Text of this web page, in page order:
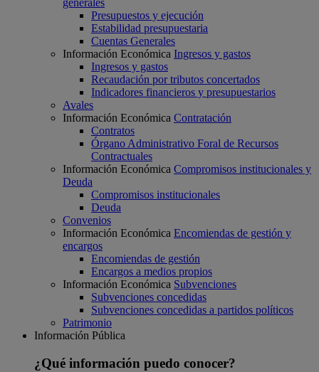
generales
Presupuestos y ejecución
Estabilidad presupuestaria
Cuentas Generales
Información Económica Ingresos y gastos
Ingresos y gastos
Recaudación por tributos concertados
Indicadores financieros y presupuestarios
Avales
Información Económica Contratación
Contratos
Órgano Administrativo Foral de Recursos
Contractuales
Información Económica Compromisos institucionales y
Deuda
Compromisos institucionales
Deuda
Convenios
Información Económica Encomiendas de gestión y
encargos
Encomiendas de gestión
Encargos a medios propios
Información Económica Subvenciones
Subvenciones concedidas
Subvenciones concedidas a partidos políticos
Patrimonio
Información Pública
¿Qué información puedo conocer?